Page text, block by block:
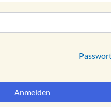
Anmelden